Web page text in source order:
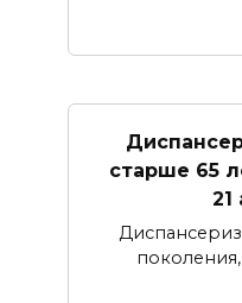
старше 65
21